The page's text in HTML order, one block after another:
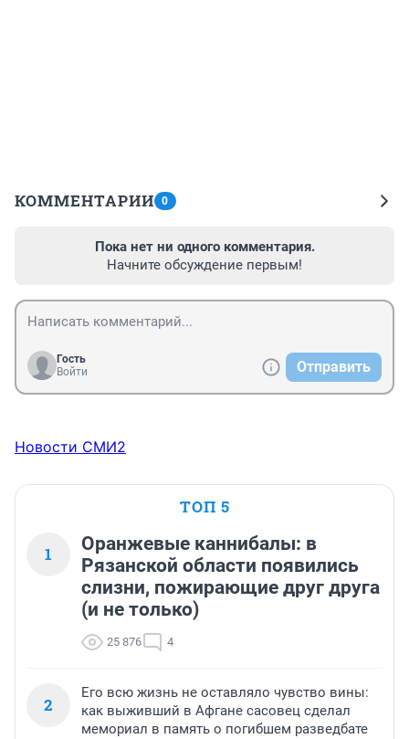
КОММЕНТАРИИ 0
Пока нет ни одного комментария.
Начните обсуждение первым!
Гость
Войти
Отправить
Новости СМИ2
ТОП 5
1
Оранжевые каннибалы: в
Рязанской области появились
слизни, пожирающие друг друга
(и не только)
25 876 4
2
Его всю жизнь не оставляло чувство вины:
как выживший в Афгане сасовец сделал
мемориал в память о погибшем разведбате